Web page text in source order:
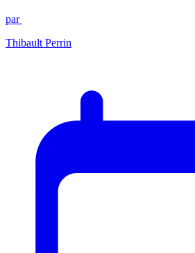
par
Thibault Perrin